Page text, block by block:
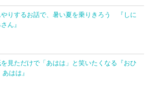
やりするお話で、暑い夏を乗りきろう 『しに
ん』
見ただけで「あはは」と笑いたくなる『おひ
あはは』